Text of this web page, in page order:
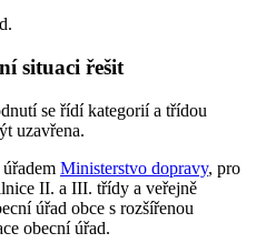
situaci řešit
se řídí kategorií a třídou
uzavřena.
Ministerstvo dopravy, pro
II. a III. třídy a veřejně
úřad obce s rozšířenou
obecní úřad.